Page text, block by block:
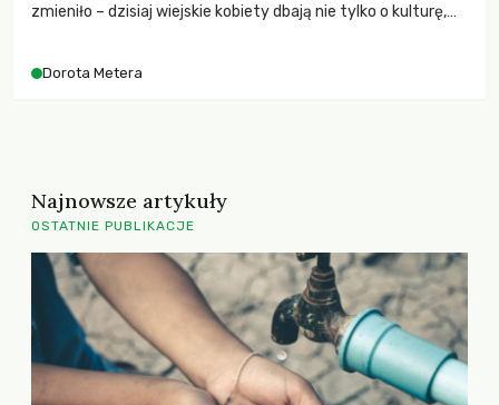
zmieniło – dzisiaj wiejskie kobiety dbają nie tylko o kulturę,
stowarzyszeń, działaczkami kół gospodyń i straży
Dorota Metera
Najnowsze artykuły
OSTATNIE PUBLIKACJE